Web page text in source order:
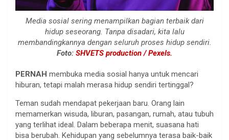
Media sosial sering menampilkan bagian terbaik dari
hidup seseorang. Tanpa disadari, kita lalu
membandingkannya dengan seluruh proses hidup sendiri.
Foto: SHVETS production / Pexels.
PERNAH membuka media sosial hanya untuk mencari
hiburan, tetapi malah merasa hidup sendiri tertinggal?
Teman sudah mendapat pekerjaan baru. Orang lain
memamerkan wisuda, liburan, pasangan, rumah, atau tubuh
yang terlihat ideal. Dalam beberapa menit, suasana hati
bisa berubah. Kehidupan yang sebelumnya terasa baik-baik